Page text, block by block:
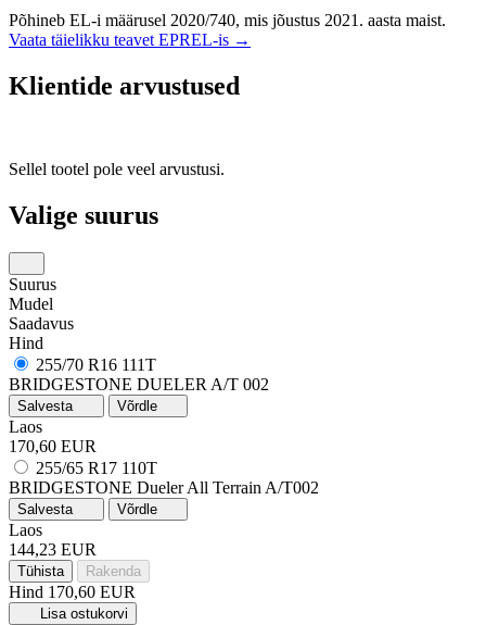
Põhineb EL-i määrusel 2020/740, mis jõustus 2021. aasta maist.
Vaata täielikku teavet EPREL-is →
Klientide arvustused
Sellel tootel pole veel arvustusi.
Valige suurus
Suurus
Mudel
Saadavus
Hind
255/70 R16 111T
BRIDGESTONE DUELER A/T 002
Salvesta Võrdle
Laos
170,60 EUR
255/65 R17 110T
BRIDGESTONE Dueler All Terrain A/T002
Salvesta Võrdle
Laos
144,23 EUR
Tühista Rakenda
Hind 170,60 EUR
Lisa ostukorvi